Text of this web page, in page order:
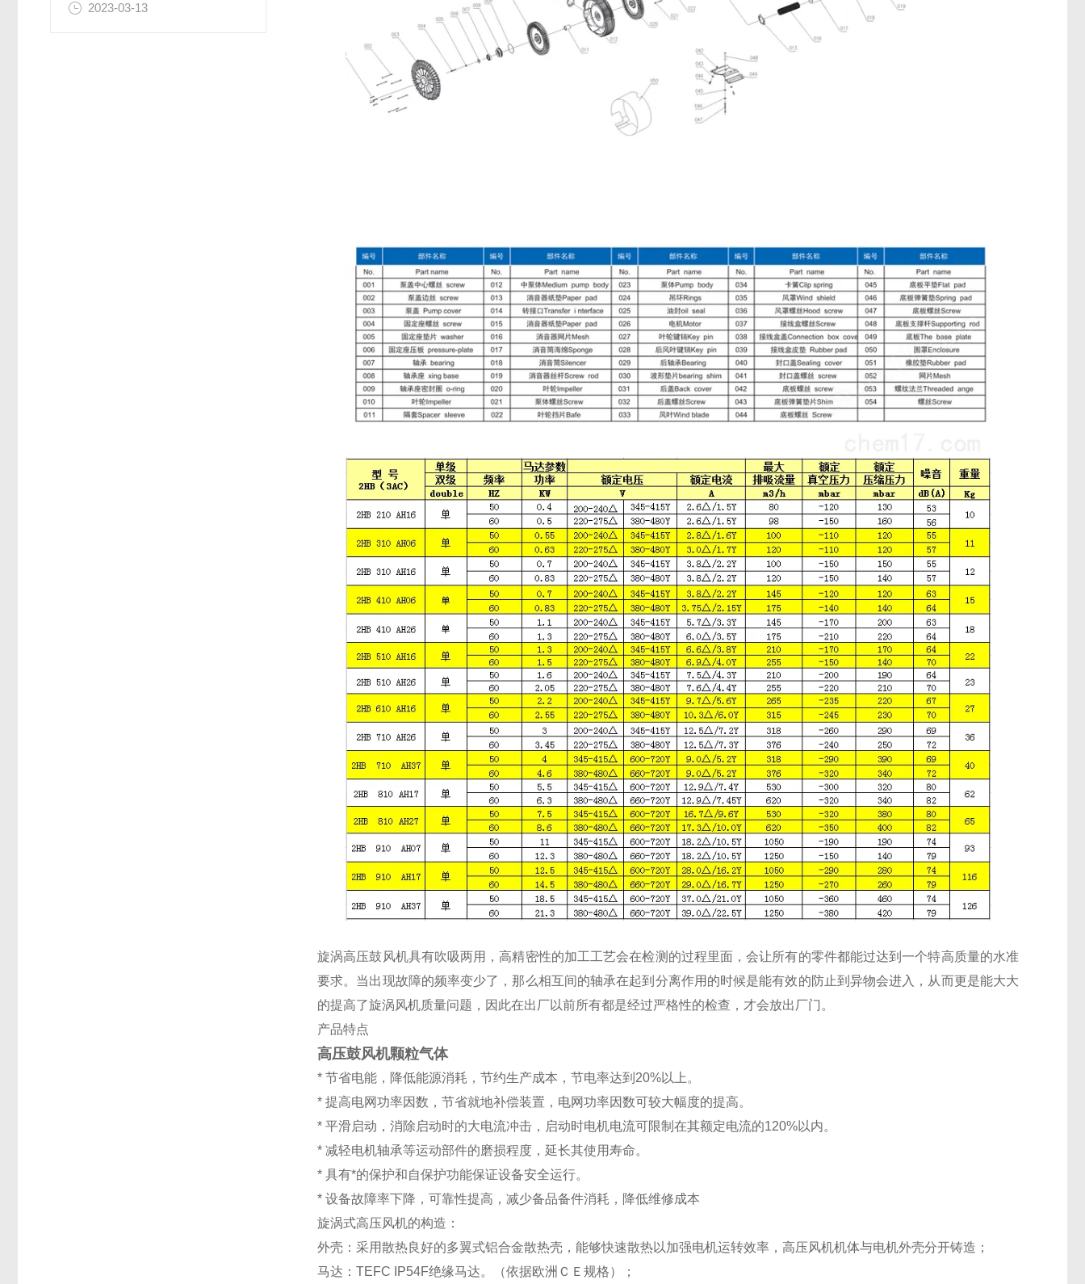
2023-03-13
旋涡高压鼓风机具有吹吸两用，高精密性的加工工艺会在检测的过程里面，会让所有的零件都能过达到一个特高质量的水准
要求。当出现故障的频率变少了，那么相互间的轴承在起到分离作用的时候是能有效的防止到异物会进入，从而更是能大大
的提高了旋涡风机质量问题，因此在出厂以前所有都是经过严格性的检查，才会放出厂门。
产品特点
高压鼓风机颗粒气体
* 节省电能，降低能源消耗，节约生产成本，节电率达到20%以上。
* 提高电网功率因数，节省就地补偿装置，电网功率因数可较大幅度的提高。
* 平滑启动，消除启动时的大电流冲击，启动时电机电流可限制在其额定电流的120%以内。
* 减轻电机轴承等运动部件的磨损程度，延长其使用寿命。
* 具有*的保护和自保护功能保证设备安全运行。
* 设备故障率下降，可靠性提高，减少备品备件消耗，降低维修成本
旋涡式高压风机的构造：
外壳：采用散热良好的多翼式铝合金散热壳，能够快速散热以加强电机运转效率，高压风机机体与电机外壳分开铸造；
马达：TEFC IP54F绝缘马达。（依据欧洲ＣＥ规格）；